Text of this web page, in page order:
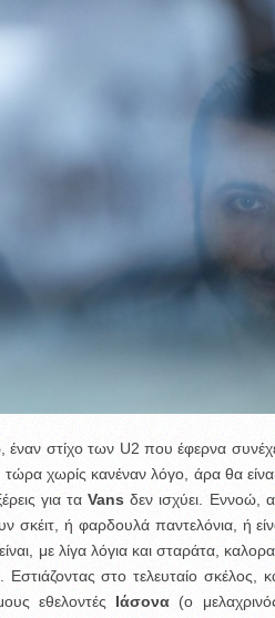
στίχο των U2 που έφερνα
χωρίς κανέναν λόγο, άρα θα
για ταVans δεν ισχύει. Εννοώ,
ή φαρδουλά παντελόνια, ή
με λίγα λόγια και σταράτα,
στο τελευταίο σκέλος,
εθελοντές Ιάσονα (ο